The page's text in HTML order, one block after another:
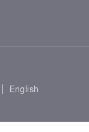
English